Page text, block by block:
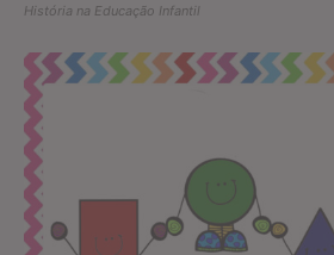
História na Educação Infantil